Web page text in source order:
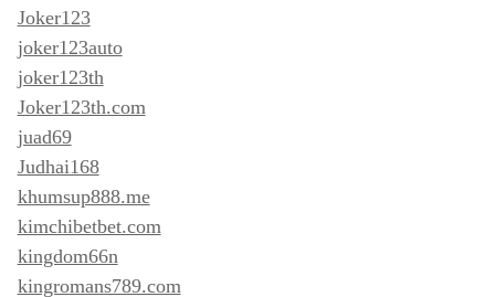
Joker123
joker123auto
joker123th
Joker123th.com
juad69
Judhai168
khumsup888.me
kimchibetbet.com
kingdom66n
kingromans789.com